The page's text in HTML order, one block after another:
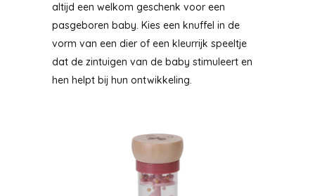
altijd een welkom geschenk voor een
pasgeboren baby. Kies een knuffel in de
vorm van een dier of een kleurrijk speeltje
dat de zintuigen van de baby stimuleert en
hen helpt bij hun ontwikkeling.